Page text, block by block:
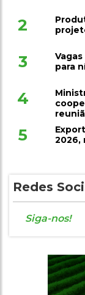
2
3
para
4
5
2026,
Redes
Siga-nos!